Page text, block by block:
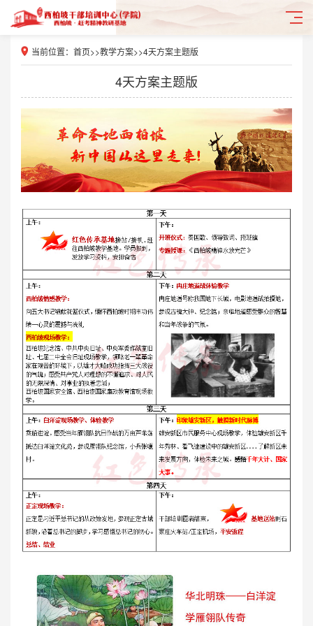
当前位置： 首页>>教学方案>>4天方案主题版
4天方案主题版